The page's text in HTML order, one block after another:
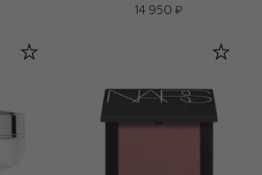
бронза SPF 10 (50ml)
14 950 ₽